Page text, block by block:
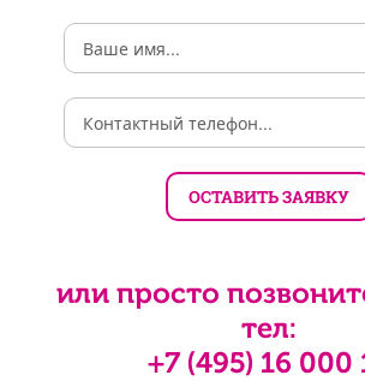
или просто
тел:
+7 (495) 16 000